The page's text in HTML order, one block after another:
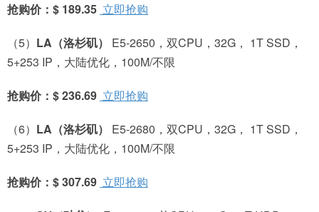
抢购价：$ 189.35 立即抢购
（5） LA （洛杉矶）
E5-2650，双CPU，32G， 1T SSD，
5+253 IP，大陆优化，100M/不限
抢购价：$ 236.69 立即抢购
（6） LA （洛杉矶）
E5-2680，双CPU，32G， 1T SSD，
5+253 IP，大陆优化，100M/不限
抢购价：$ 307.69 立即抢购